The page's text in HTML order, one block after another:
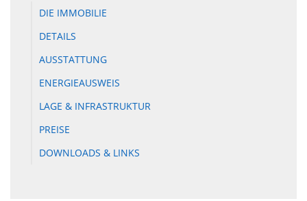
DIE IMMOBILIE
DETAILS
AUSSTATTUNG
ENERGIEAUSWEIS
LAGE & INFRASTRUKTUR
PREISE
DOWNLOADS & LINKS